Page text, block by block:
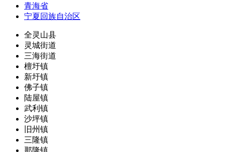
青海省
宁夏回族自治区
全灵山县
灵城街道
三海街道
檀圩镇
新圩镇
佛子镇
陆屋镇
武利镇
沙坪镇
旧州镇
三隆镇
那隆镇